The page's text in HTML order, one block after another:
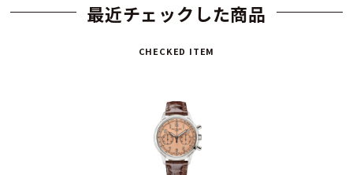
最近チェックした商品
CHECKED ITEM